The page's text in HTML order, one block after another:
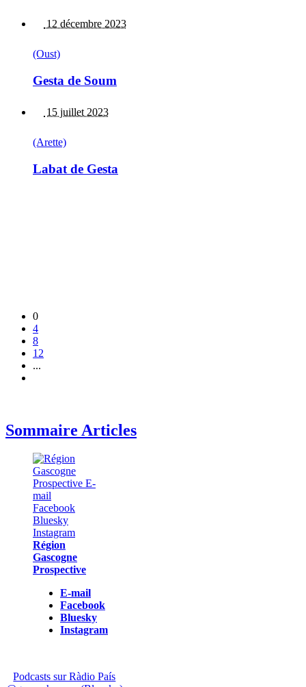
12 décembre 2023
(Oust)
Gesta de Soum
15 juillet 2023
(Arette)
Labat de Gesta
0
4
8
12
...
Sommaire Articles
Région
Gascogne
Prospective
E-mail
Facebook
Bluesky
Instagram
Podcasts sur Ràdio País